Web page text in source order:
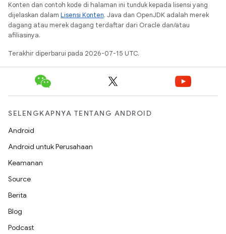
Konten dan contoh kode di halaman ini tunduk kepada lisensi yang
dijelaskan dalam Lisensi Konten. Java dan OpenJDK adalah merek
dagang atau merek dagang terdaftar dari Oracle dan/atau
afiliasinya.
Terakhir diperbarui pada 2026-07-15 UTC.
SELENGKAPNYA TENTANG ANDROID
Android
Android untuk Perusahaan
Keamanan
Source
Berita
Blog
Podcast